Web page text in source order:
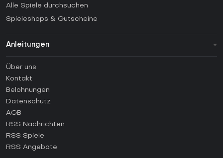
Alle Spiele durchsuchen
Spieleshops & Gutscheine
Anleitungen
Anleitungen
Wie aktiviert man einen Steam CD Key?
Wie aktiviert man einen Epic Games CD Key?
Wie aktiviert man einen GOG CD Key?
Wie aktiviert man einen Ubisoft Connect CD Key?
Wie aktiviert man einen EA App CD Key?
Über uns
Kontakt
Belohnungen
Datenschutz
AGB
RSS Nachrichten
RSS Spiele
RSS Angebote